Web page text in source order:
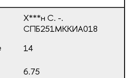
Х***н С. -.
СПБ251МККИА018
14
6.75